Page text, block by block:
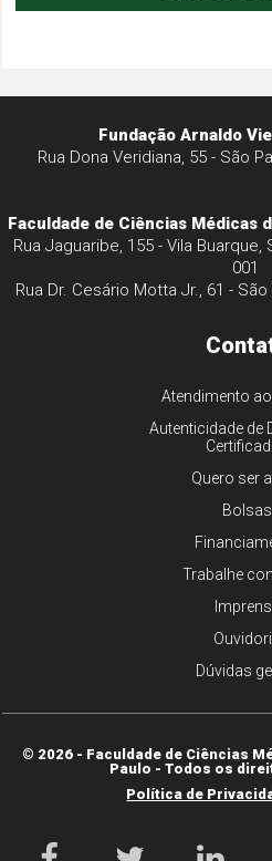
Fundação Arnaldo
Rua Dona Veridiana, 55 - São
Faculdade de Ciências Médicas
Rua Jaguaribe, 155 - Vila Buarque,
001
Rua Dr. Cesário Motta Jr., 61 -
Atendimento
Autenticidade de
Quero ser
Bolsas
Trabalhe
Dúvidas
© 2026 - Faculdade de Ciências
Paulo - Todos os
Política de